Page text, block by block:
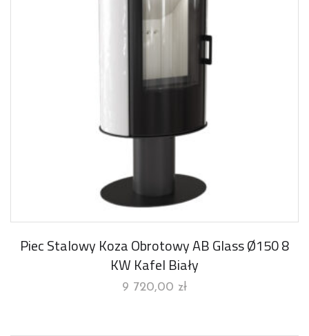
Piec Stalowy Koza Obrotowy AB Glass Ø150 8
KW Kafel Biały
9 720,00 zł